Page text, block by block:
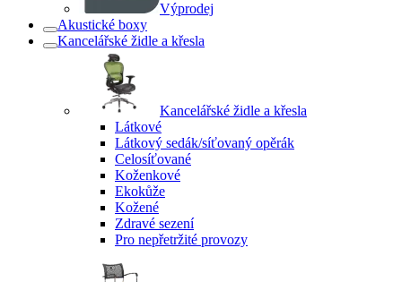
Výprodej
Akustické boxy
Kancelářské židle a křesla
Kancelářské židle a křesla
Látkové
Látkový sedák/síťovaný opěrák
Celosíťované
Koženkové
Ekokůže
Kožené
Zdravé sezení
Pro nepřetržité provozy